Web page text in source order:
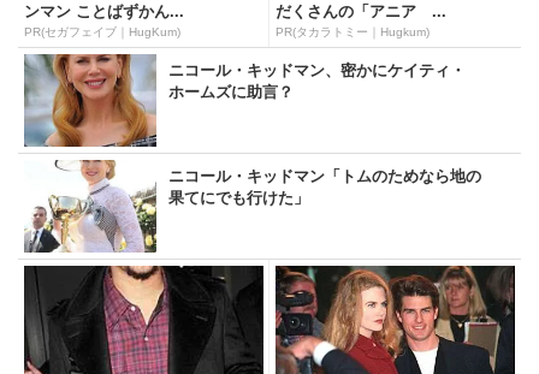
ンマン ことばずかん...
PR(セガフェイブ｜HugKum)
だくさんの「アニア ...
PR(タカラトミー｜Hugkum)
ニコール・キッドマン、密かにケイティ・
ホームズに助言？
ニコール・キッドマン「トムのためなら地の
果てにでも行けた」